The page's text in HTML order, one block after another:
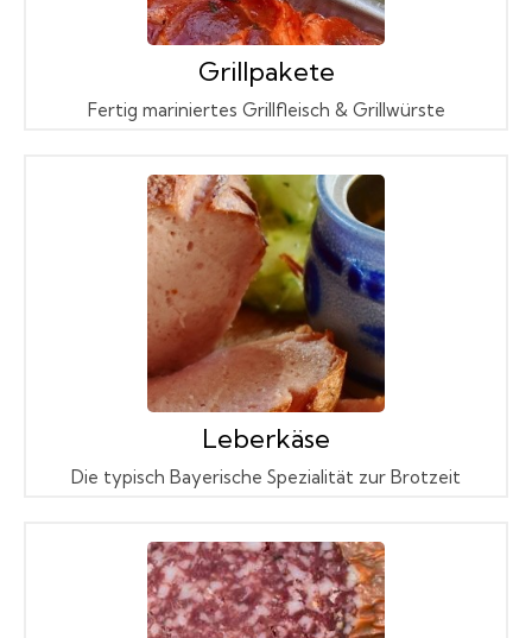
Grillpakete
Fertig mariniertes Grillfleisch & Grillwürste
Leberkäse
Die typisch Bayerische Spezialität zur Brotzeit